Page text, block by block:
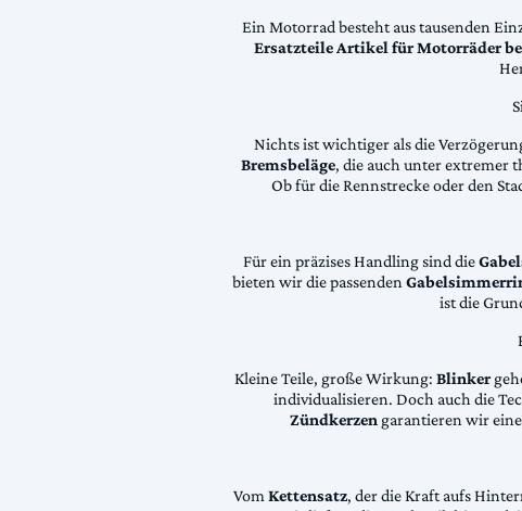
Ein Motorrad besteht aus tausenden
Ersatzteile Artikel für Motorräder
Nichts ist wichtiger als die
Bremsbeläge, die auch unter extremer
Ob für die Rennstrecke oder den
Für ein präzises Handling sind die
bieten wir die passenden
ist die
Kleine Teile, große Wirkung: Blinker
individualisieren. Doch auch die
Zündkerzen garantieren wir
VomKettensatz, der die Kraft aufs